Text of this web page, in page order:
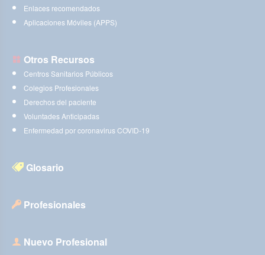
Enlaces recomendados
Aplicaciones Móviles (APPS)
Otros Recursos
Centros Sanitarios Públicos
Colegios Profesionales
Derechos del paciente
Voluntades Anticipadas
Enfermedad por coronavirus COVID-19
Glosario
Profesionales
Nuevo Profesional